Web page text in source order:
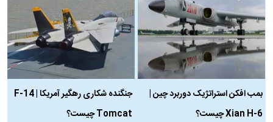
بمب افکن استراتژیک دوربرد چین |
Xian H-6 چیست؟
جنگنده شکاری رهگیر آمریکا | F-14
Tomcat چیست؟